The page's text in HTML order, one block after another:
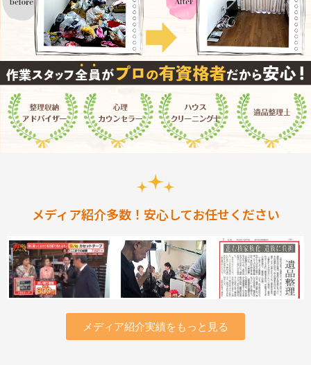
メディア紹介多数！安心してお任せください
メディア紹介実績をもっと見る